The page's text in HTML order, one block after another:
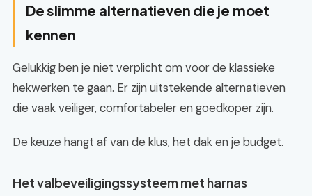
De slimme alternatieven die je moet
kennen
Gelukkig ben je niet verplicht om voor de klassieke
hekwerken te gaan. Er zijn uitstekende alternatieven
die vaak veiliger, comfortabeler en goedkoper zijn.
De keuze hangt af van de klus, het dak en je budget.
Het valbeveiligingssysteem met harnas